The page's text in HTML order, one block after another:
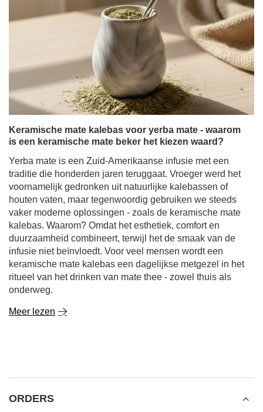
Keramische mate kalebas voor yerba mate - waarom
is een keramische mate beker het kiezen waard?
Yerba mate is een Zuid-Amerikaanse infusie met een
traditie die honderden jaren teruggaat. Vroeger werd het
voornamelijk gedronken uit natuurlijke kalebassen of
houten vaten, maar tegenwoordig gebruiken we steeds
vaker moderne oplossingen - zoals de keramische mate
kalebas. Waarom? Omdat het esthetiek, comfort en
duurzaamheid combineert, terwijl het de smaak van de
infusie niet beïnvloedt. Voor veel mensen wordt een
keramische mate kalebas een dagelijkse metgezel in het
ritueel van het drinken van mate thee - zowel thuis als
onderweg.
Meer lezen
ORDERS